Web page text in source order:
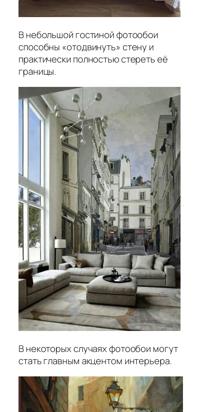
В небольшой гостиной фотообои
способны «отодвинуть» стену и
практически полностью стереть её
границы.
В некоторых случаях фотообои могут
стать главным акцентом интерьера.